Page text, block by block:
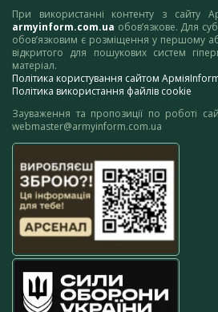
При використанні контенту з сайту
armyinform.com.ua обов’язкове. Для
обов’язковим є розміщення у першому
відкритого для пошукових систем
матеріал.
Політика користування сайтом
Політика використання файлів cookie
Зауваження та пропозиції по роботі
webmaster@armyinform.com.ua